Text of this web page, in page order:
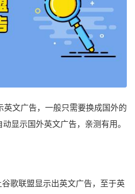
文广告，一般只需要换成国外的
显示国外英文广告，亲测有用。
歌联盟显示出英文广告，至于英